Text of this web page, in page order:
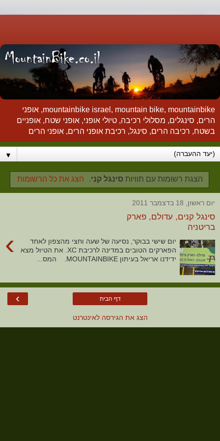
mountainbike israel, mountain bike, mountainbike, אופני
הרים, סינגלים, מסלולי רכיבה, טיולי אופני, אופני שטח, אופניים
בשטח, רכיבה הרים, סינגל, רכיבת אופני הרים, אופני הרים
▼
‏הצגת רשומות עם תוויות סינגל קני. הצג את כל הרשומות
יום ראשון, 18 בדצמבר 2011
סינגל קנים, עדולם, פארק
בריטניה
›
יום שישי בבוקר, נסיעה של שעה וחצי מהצפון לאחד
הפארקים הטובים במדינה לרכיבת XC. את הטיול מצא
ידידנו אריאל בעיתון MOUNTAINBIKE. המס...
› דף הבית
הצג את הגירסה לאינטרנט